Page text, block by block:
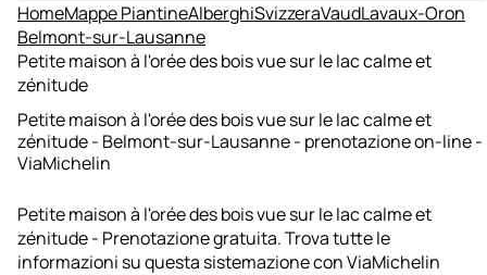
HomeMappe PiantineAlberghiSvizzeraVaudLavaux-Oron
Belmont-sur-Lausanne
Petite maison à l'orée des bois vue sur le lac calme et
zénitude
Petite maison à l'orée des bois vue sur le lac calme et
zénitude - Belmont-sur-Lausanne - prenotazione on-line -
ViaMichelin
Petite maison à l'orée des bois vue sur le lac calme et
zénitude - Prenotazione gratuita. Trova tutte le
informazioni su questa sistemazione con ViaMichelin